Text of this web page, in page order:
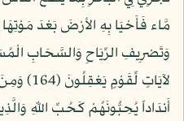
مَّاء فَأَحْيَا بِهِ الأرْضَ بَعْدَ
وَتَصْرِيفِ الرِّيَاحِ وَالسَّحَابِ
لآيَاتٍ
أَندَاداً يُحِبُّونَهُمْ كَحُبِّ اللّهِ